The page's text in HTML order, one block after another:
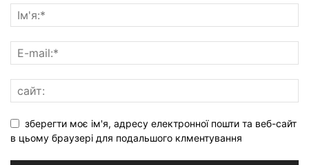
зберегти моє ім'я, адресу електронної пошти та веб-сайт
в цьому браузері для подальшого клментування